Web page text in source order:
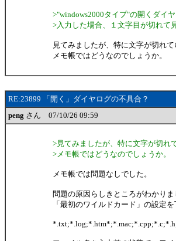
>"windows2000タイプ"の開くダイ
>入力した場合、１文字目が切れて
見てみましたが、特に文字が切れ
メモ帳ではどうなのでしょうか。
RE:23899 「開く」ダイヤログの不具合？
peng さん 07/10/26 09:59
>見てみましたが、特に文字が切れ
>メモ帳ではどうなのでしょうか。
メモ帳では問題なしでした。
問題の原因らしきところがわかりま
「最初のワイルドカード」の設定